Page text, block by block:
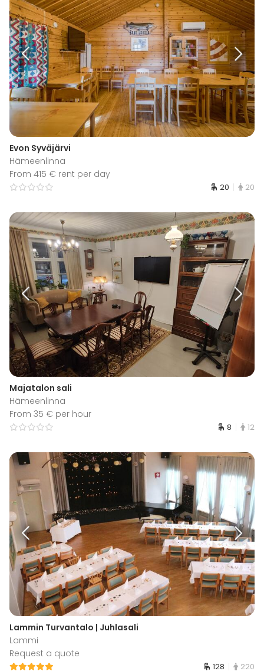
Evon Syväjärvi
Hämeenlinna
From 415 € rent per day
20 20
Majatalon sali
Hämeenlinna
From 35 € per hour
8 12
Lammin Turvantalo | Juhlasali
Lammi
Request a quote
128 220